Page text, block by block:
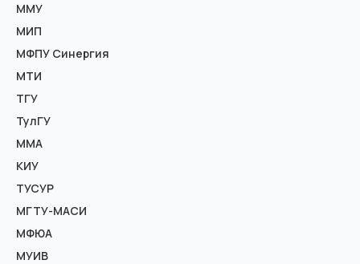
ММУ
МИП
МФПУ Синергия
МТИ
ТГУ
ТулГУ
ММА
КИУ
ТУСУР
МГТУ-МАСИ
МФЮА
МУИВ